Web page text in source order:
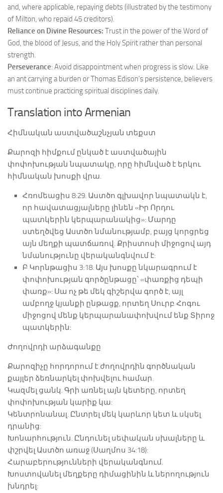
and, where applicable, repaying debts (illustrated by the testimony
of Milton, who repaid 45 creditors).
Reliance on Divine Resources: Trust in the power of the Word of
God, the blood of Jesus, and the Holy Spirit rather than personal
strength.
Perseverance: Avoid disappointment when progress is slow. Like
an ant carrying a burden or Thomas Edison’s persistence, believers
must continue practicing spiritual disciplines daily.
Translation into Armenian
Հիմնական աստվածաշնչյան տեքստ
Քարոզի հիմքում ընկած է աստվածային
փոփոխության նպատակը, որը հիմնված է երկու
հիմնական խոսքի վրա.
Հռոմեացիս 8:29. Աստծո գլխավոր նպատակն է,
որ հավատացյալները լինեն «Իր Որդու
պատկերին կերպարանակից»: Մարդը
ստեղծվեց Աստծո նմանությամբ, բայց կորցրեց
այն մեղքի պատճառով. Քրիստոսի միջոցով այդ
նմանությունը վերականգնվում է:
Բ Կորնթացիս 3:18. Այս խոսքը նկարագրում է
փոփոխության գործընթացը՝ «փառքից դեպի
փառք»: Սա ոչ թե մեկ գիշերվա գործ է, այլ
ամբողջ կյանքի ընթացք, որտեղ Սուրբ Հոգու
միջոցով մենք կերպարանափոխվում ենք Տիրոջ
պատկերին:
Ժողովրդի արձագանքը
Քարոզիչը հորդորում է ժողովրդին գործնական
քայլեր ձեռնարկել փոխվելու համար.
Կազմել ցանկ. Գրի առնել այն կետերը, որտեղ
փոփոխության կարիք կա:
Կենտրոնանալ. Ընտրել մեկ կարևոր կետ և սկսել
դրանից:
Խոնարհություն. Ընդունել սեփական սխալները և
փշրվել Աստծո առաջ (Սաղմոս 34:18):
Հարաբերությունների վերականգնում.
Խոստովանել մեղքերը դիմացինին և ներողություն
խնդրել: